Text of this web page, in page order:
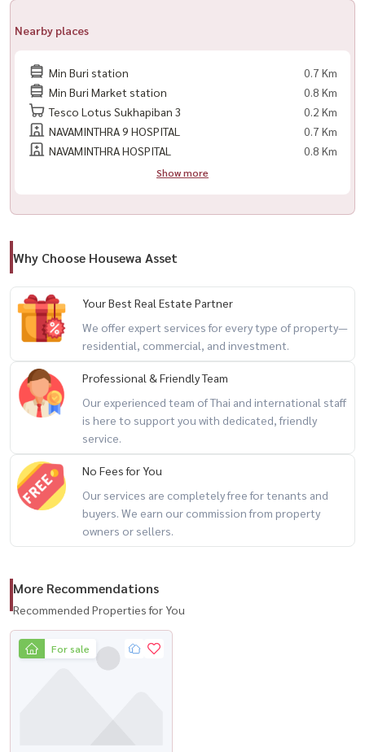
📲 โทร / WhatsApp:+66 (0)98-147-4644
💬 LINE: @housewa
📧 Email:
Namthip@housewathailand.com
🌐 Website: www.housewathailand.com
📌 Facebook: Housewa Asset
🏡 Selling a 2-storey single house, Parkway At Ease Village,
Ramkhamhaeng 190/1 | Special price only 4.89 million! 🔥
💰 The cheapest price in the project! (Bought for 6.5 million +
extended 5 hundred thousand, total 7 million)
📍 Very good location, convenient transportation, near
universities, international schools and Bangchan-Lat Krabang-
Suvarnabhumi Industrial Estate
📐 House details
■ Land size 50.6 sq.w.
■ Spacious usable area 4 bedrooms | 3 bathrooms | 2 parking
✅ Extended the front of the house with a roof
✅ Extended the back of the house, full area, easy to use
🏢 Project facilities
✔ Shady relaxation garden
✔ CCTV + 24-hour security guard
Nearby places
Min Buri station
0.7 Km
Min Buri Market station
0.8 Km
Tesco Lotus Sukhapiban 3
0.2 Km
NAVAMINTHRA 9 HOSPITAL
0.7 Km
NAVAMINTHRA HOSPITAL
0.8 Km
Show more
Why Choose Housewa Asset
Your Best Real Estate Partner
We offer expert services for every type of property—
residential, commercial, and investment.
Professional & Friendly Team
Our experienced team of Thai and international staff
is here to support you with dedicated, friendly
service.
No Fees for You
Our services are completely free for tenants and
buyers. We earn our commission from property
owners or sellers.
More Recommendations
Recommended Properties for You
For sale